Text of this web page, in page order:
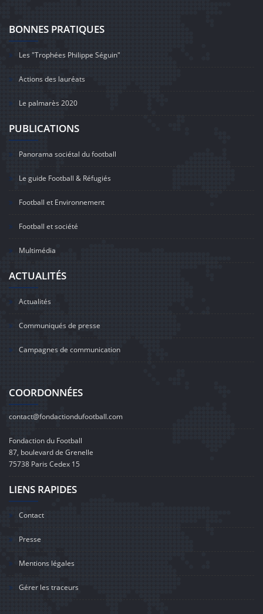
BONNES PRATIQUES
Les "Trophées Philippe Séguin"
Actions des lauréats
Le palmarès 2020
PUBLICATIONS
Panorama sociétal du football
Le guide Football & Réfugiés
Football et Environnement
Football et société
Multimédia
ACTUALITÉS
Actualités
Communiqués de presse
Campagnes de communication
COORDONNÉES
contact@fondactiondufootball.com
Fondaction du Football
87, boulevard de Grenelle
75738 Paris Cedex 15
LIENS RAPIDES
Contact
Presse
Mentions légales
Gérer les traceurs